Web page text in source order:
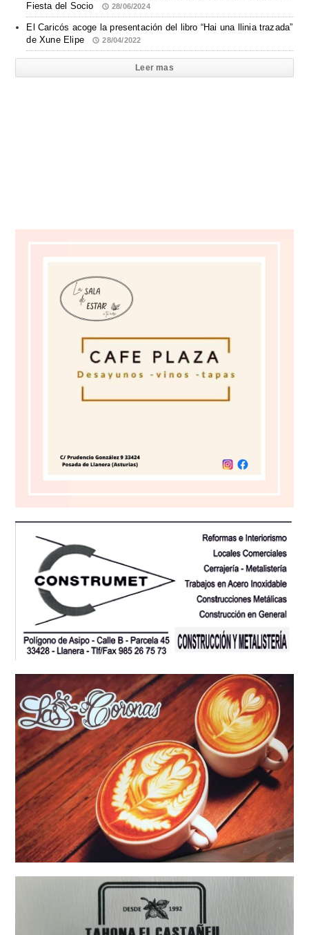
Fiesta del Socio
28/06/2024
El Caricós acoge la presentación del libro “Hai una llinia trazada”
de Xune Elipe
28/04/2022
Leer mas